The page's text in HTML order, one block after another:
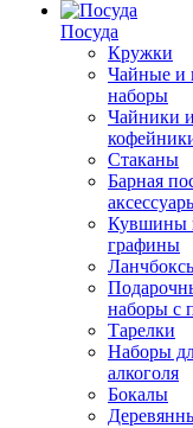
Посуда
Кружки
Чайные и
наборы
Чайники и
Стаканы
Барная
Кувшины
графины
наборы с
Тарелки
Наборы
алкоголя
Бокалы